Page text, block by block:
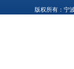
版权所有：宁